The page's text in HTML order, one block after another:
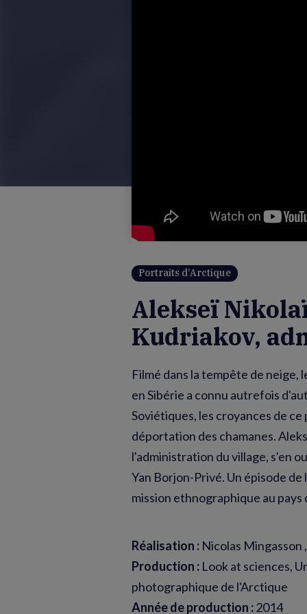
Portraits d’Arctique
Alekseï
Kudriakov,
Filmé dans la tempête de
en Sibérie a connu autrefois
Soviétiques, les croyances de
déportation des chamanes.
l'administration du village, s'en
Yan Borjon-Privé. Un épisode
mission ethnographique au pays
Réalisation : Nicolas Mingasson
Production : Look at sciences,
photographique de l'Arctique
Année de production :2014